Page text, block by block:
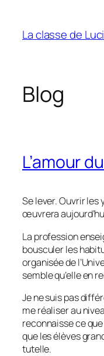
contenu
La classe de
Blog
L’amour
Se lever. Ouvrir les
œuvrera
La profession
bousculer les
organisée de
semble qu’elle en
Je ne suis pas
me réaliser au
reconnaisse ce
que les élèves
tutelle.